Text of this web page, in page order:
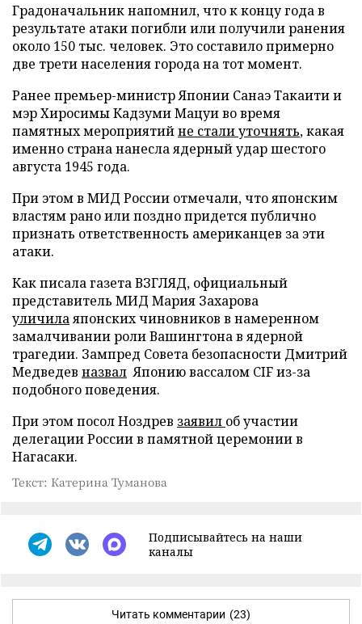
Градоначальник напомнил, что к концу года в
результате атаки погибли или получили ранения
около 150 тыс. человек. Это составило примерно
две трети населения города на тот момент.
Ранее премьер-министр Японии Санаэ Такаити и
мэр Хиросимы Кадзуми Мацуи во время
памятных мероприятийне стали уточнять, какая
именно страна нанесла ядерный удар шестого
августа 1945 года.
При этом в МИД России отмечали, что японским
властям рано или поздно придется публично
признать ответственность американцев за эти
атаки.
Как писала газета ВЗГЛЯД, официальный
представитель МИД Мария Захарова
уличилаяпонских чиновников в намеренном
замалчивании роли Вашингтона в ядерной
трагедии. Зампред Совета безопасности Дмитрий
Медведев назвал Японию вассалом CIF из-за
подобного поведения.
При этом посол Ноздрев заявил об участии
делегации России в памятной церемонии в
Нагасаки.
Текст: Катерина Туманова
Подписывайтесь на наши
каналы
Читать комментарии (23)